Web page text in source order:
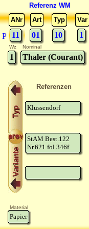
Referenz WM
ANr
Art Typ Var
P 11 01 10 1
Wz Nominal
1 Thaler (Courant)
Referenzen
Klüssendorf
StAM Best.122
Nr.621 fol.346f
Material
Papier